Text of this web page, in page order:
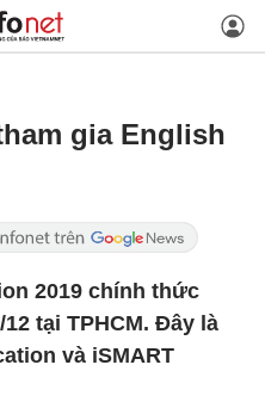
gia English
2019 chính thức
tại TPHCM. Đây là
và iSMART